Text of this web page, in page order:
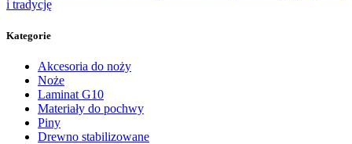
Kategorie
Akcesoria do noży
Noże
Laminat G10
Materiały do pochwy
Piny
Drewno stabilizowane